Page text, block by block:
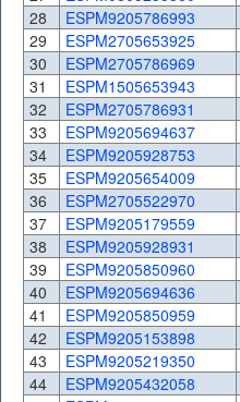
28 ESPM9205786993
29 ESPM2705653925
30 ESPM2705786969
31 ESPM1505653943
32 ESPM2705786931
33 ESPM9205694637
34 ESPM9205928753
35 ESPM9205654009
36 ESPM2705522970
37 ESPM9205179559
38 ESPM9205928931
39 ESPM9205850960
40 ESPM9205694636
41 ESPM9205850959
42 ESPM9205153898
43 ESPM9205219350
44 ESPM9205432058